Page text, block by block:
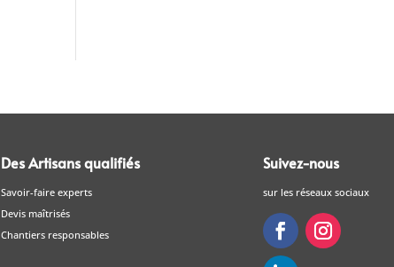
Des Artisans qualifiés
Savoir-faire experts
Devis maîtrisés
Chantiers responsables
Suivez-nous
sur les réseaux sociaux